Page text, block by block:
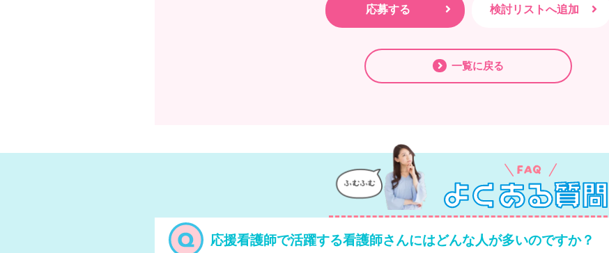
一覧に戻る
応援看護師で活躍する看護師さんにはどんな人が多いのですか？